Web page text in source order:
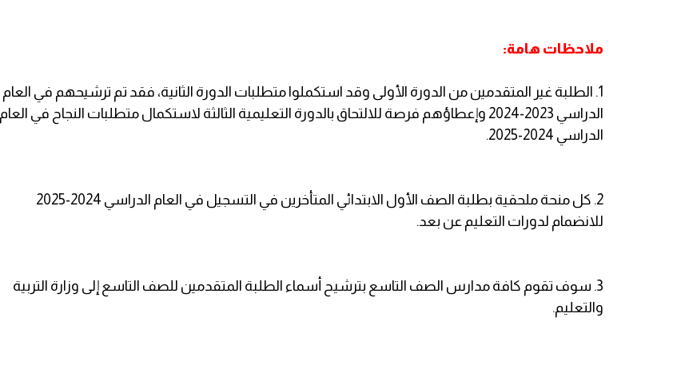
ملاحظات هامة:
1. الطلبة غير المتقدمين من الدورة الأولى وقد استكملوا متطلبات الدورة الثانية، فقد تم ترشيحهم في العام
الدراسي 2023-2024 وإعطاؤهم فرصة للالتحاق بالدورة التعليمية الثالثة لاستكمال متطلبات النجاح في العام
الدراسي 2024-2025.
2. كل منحة ملحقية بطلبة الصف الأول الابتدائي المتأخرين في التسجيل في العام الدراسي 2024-2025
للانضمام لدورات التعليم عن بعد.
3. سوف تقوم كافة مدارس الصف التاسع بترشيح أسماء الطلبة المتقدمين للصف التاسع إلى وزارة التربية
والتعليم.